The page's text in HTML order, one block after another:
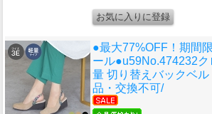
●最大77%OFF！期間
ール●u59No.474232
量 切り替えバックベ
品・交換不可/